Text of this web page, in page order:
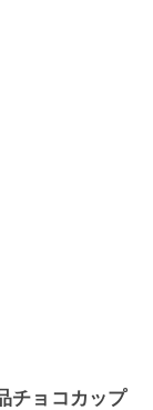
チョコカップ